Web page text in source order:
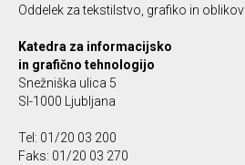
Oddelek za tekstilstvo, grafiko in
Katedra za informacijsko
in grafično tehnologijo
Snežniška ulica 5
SI-1000 Ljubljana
Tel: 01/20 03 200
Faks: 01/20 03 270